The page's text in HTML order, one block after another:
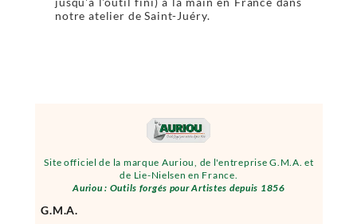
Site officiel de la marque Auriou, de l'entreprise G.M.A. et
de Lie-Nielsen en France.
Auriou : Outils forgés pour Artistes depuis 1856
G.M.A.
notre atelier de Saint-Juéry.